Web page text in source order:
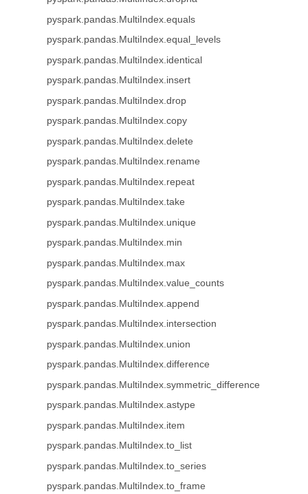
pyspark.pandas.MultiIndex.equals
pyspark.pandas.MultiIndex.equal_levels
pyspark.pandas.MultiIndex.identical
pyspark.pandas.MultiIndex.insert
pyspark.pandas.MultiIndex.drop
pyspark.pandas.MultiIndex.copy
pyspark.pandas.MultiIndex.delete
pyspark.pandas.MultiIndex.rename
pyspark.pandas.MultiIndex.repeat
pyspark.pandas.MultiIndex.take
pyspark.pandas.MultiIndex.unique
pyspark.pandas.MultiIndex.min
pyspark.pandas.MultiIndex.max
pyspark.pandas.MultiIndex.value_counts
pyspark.pandas.MultiIndex.append
pyspark.pandas.MultiIndex.intersection
pyspark.pandas.MultiIndex.union
pyspark.pandas.MultiIndex.difference
pyspark.pandas.MultiIndex.symmetric_difference
pyspark.pandas.MultiIndex.astype
pyspark.pandas.MultiIndex.item
pyspark.pandas.MultiIndex.to_list
pyspark.pandas.MultiIndex.to_series
pyspark.pandas.MultiIndex.to_frame